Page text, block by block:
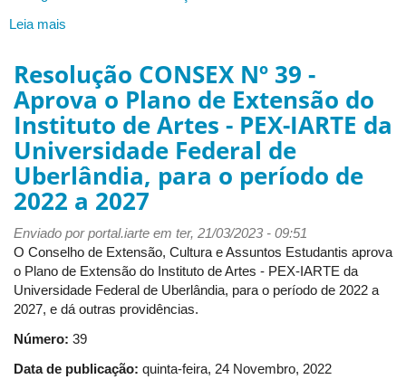
Leia mais
CONARTES
Nº
03
-
Normas
Complementares
de
Estágio
do
Curso
de
Graduação
em
Música
Resolução CONSEX Nº 39 -
Aprova o Plano de Extensão do
Instituto de Artes - PEX-IARTE da
Universidade Federal de
Uberlândia, para o período de
2022 a 2027
Enviado porportal.iarte em ter, 21/03/2023 - 09:51
O Conselho de Extensão, Cultura e Assuntos Estudantis aprova
o Plano de Extensão do Instituto de Artes - PEX-IARTE da
Universidade Federal de Uberlândia, para o período de 2022 a
2027, e dá outras providências.
Número: 39
Data de publicação: quinta-feira, 24 Novembro, 2022